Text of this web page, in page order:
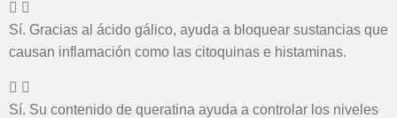
Sí. Gracias al ácido gálico, ayuda a bloquear sustancias que
causan inflamación como las citoquinas e histaminas.
Sí. Su contenido de queratina ayuda a controlar los niveles